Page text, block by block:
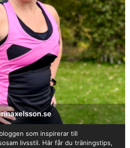
som inspirerar till
livsstil. Här får du träningstips,